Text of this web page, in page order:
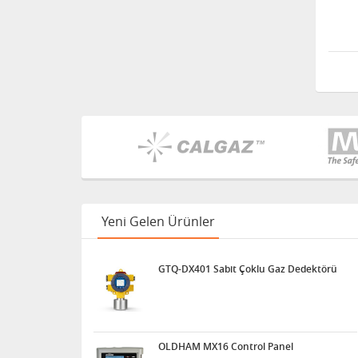
Yeni Gelen Ürünler
GTQ-DX401 Sabit Çoklu Gaz Dedektörü
OLDHAM MX16 Control Panel